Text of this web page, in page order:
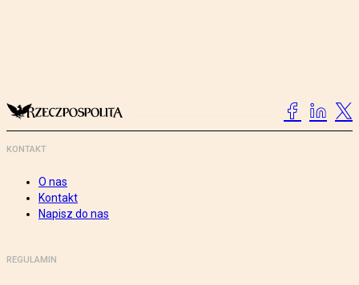
KONTAKT
O nas
Kontakt
Napisz do nas
REGULAMIN